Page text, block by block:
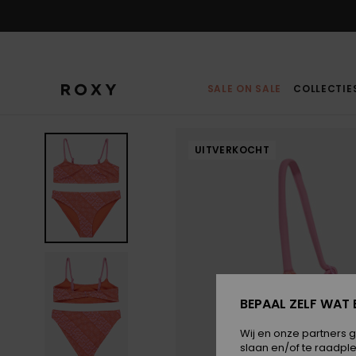
SALE ON SALE
UITVERKOCHT
BEPAAL ZELF WAT
Wij en onze partners
slaan en/of te